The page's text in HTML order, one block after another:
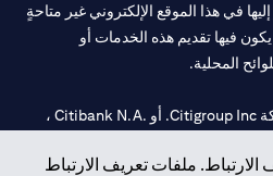
ملفات تعريف الارتباط
في هذا الموقع الإلكتروني غير متاحةٍ
فيها تقديم هذه الخدمات أو
المحلية.
سيتي بنك هي علامة خدمة لشركة Citigroup Inc. أو .Citibank N.A ،